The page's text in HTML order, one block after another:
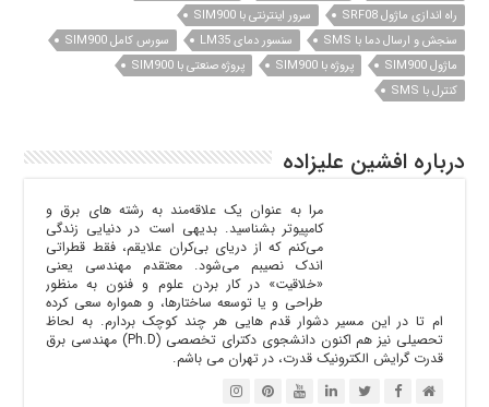
راه اندازی ماژول SRF08
سرور اینترنتی با SIM900
سنجش و ارسال دما با SMS
سنسور دمای LM35
سورس کامل SIM900
ماژول SIM900
پروژه با SIM900
پروژه صنعتی با SIM900
کنترل با SMS
درباره افشین علیزاده
مرا به عنوان یک علاقه‌مند به رشته های برق و
کامپیوتر بشناسید‌. بدیهی است در دنیایی زندگی
می‌کنم که از دریای بی‌کران علایقم‌، فقط قطراتی
اندک نصیبم می‌شود. معتقدم مهندسی یعنی
«خلاقیت»‌ در کار بردن علوم و فنون به منظور
طراحی و یا توسعه ساختارها، و همواره سعی کرده
ام تا در این مسیر دشوار قدم هایی هر چند کوچک بردارم. به لحاظ
تحصیلی نیز هم اکنون دانشجوی دکترای تخصصی (Ph.D) مهندسی برق
قدرت گرایش الکترونیک قدرت، در تهران می باشم.